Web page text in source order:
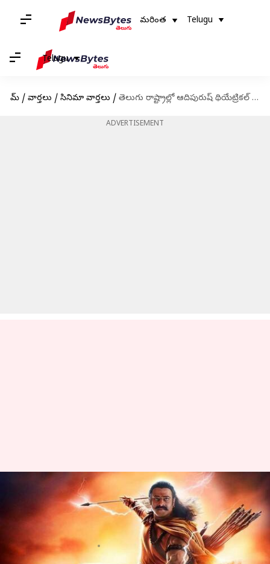
మరింత Telugu
Telugu
హోమ్ / వార్తలు / సినిమా వార్తలు / తెలుగు రాష్ట్రాల్లో ఆదిపురుష్ థియేట్రికల్ హక్కులకు భారీ ధర: ఎవరు సొంతం చేసుకున్నారంటే?
ADVERTISEMENT
తెలుగు రాష్ట్రాల్లో ఆదిపురుష్
థియేట్రికల్ హక్కులకు భారీ ధర:
ఎవరు సొంతం చేసుకున్నారంటే?
వ్రాసిన వారు Sriram Pranateja May 29, 2023 06:01 pm